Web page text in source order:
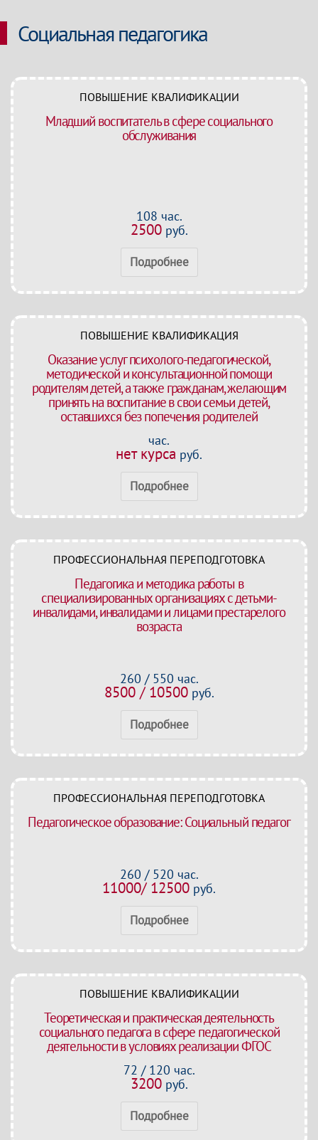
Социальная педагогика
ПОВЫШЕНИЕ КВАЛИФИКАЦИИ
Младший воспитатель в сфере социального
обслуживания
108 час.
2500руб.
Подробнее
ПОВЫШЕНИЕ КВАЛИФИКАЦИЯ
Оказание услуг психолого-педагогической,
методической и консультационной помощи
родителям детей, а также гражданам, желающим
принять на воспитание в свои семьи детей,
оставшихся без попечения родителей
час.
нет курса руб.
Подробнее
ПРОФЕССИОНАЛЬНАЯ ПЕРЕПОДГОТОВКА
Педагогика и методика работы в
специализированных организациях с детьми-
инвалидами, инвалидами и лицами престарелого
возраста
260 / 550 час.
8500 / 10500руб.
Подробнее
ПРОФЕССИОНАЛЬНАЯ ПЕРЕПОДГОТОВКА
Педагогическое образование: Социальный педагог
260 / 520 час.
11000/ 12500 руб.
Подробнее
ПОВЫШЕНИЕ КВАЛИФИКАЦИИ
Теоретическая и практическая деятельность
социального педагога в сфере педагогической
деятельности в условиях реализации ФГОС
72 / 120 час.
3200руб.
Подробнее